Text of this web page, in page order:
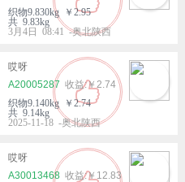
织物9.830kg ￥2.95
共 9.83kg
3月4日 08:41 -奥北陕西
哎呀
A20005287
￥2.74
织物9.140kg ￥2.74
共 9.14kg
2025-11-18 -奥北陕西
哎呀
A30013468
￥12.83